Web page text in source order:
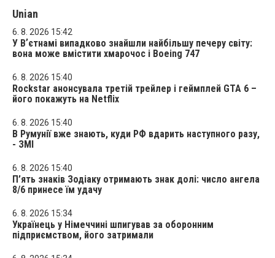
Unian
6. 8. 2026 15:42
У Вʼєтнамі випадково знайшли найбільшу печеру світу:
вона може вмістити хмарочос і Boeing 747
6. 8. 2026 15:40
Rockstar анонсувала третій трейлер і геймплей GTA 6 –
його покажуть на Netflix
6. 8. 2026 15:40
В Румунії вже знають, куди РФ вдарить наступного разу,
- ЗМІ
6. 8. 2026 15:40
П’ять знаків Зодіаку отримають знак долі: число ангела
8/6 принесе їм удачу
6. 8. 2026 15:34
Українець у Німеччині шпигував за оборонним
підприємством, його затримали